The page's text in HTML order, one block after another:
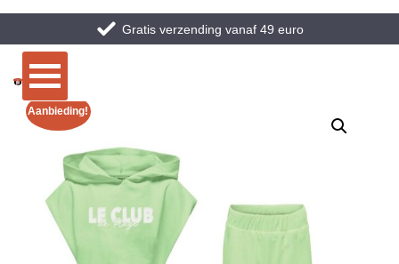
Gratis verzending vanaf 49 euro
Aanbieding!